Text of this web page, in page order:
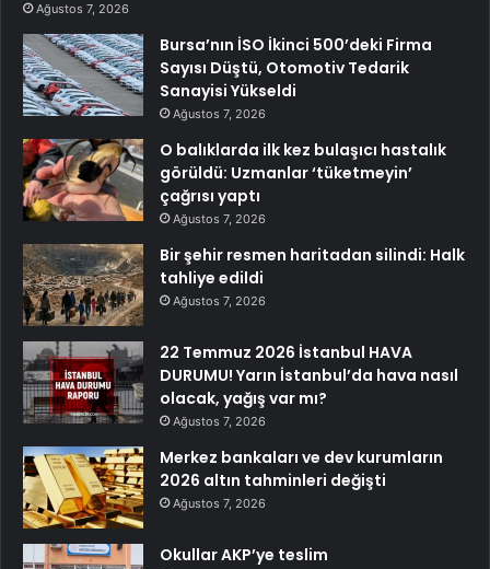
Ağustos 7, 2026
Bursa’nın İSO İkinci 500’deki Firma
Sayısı Düştü, Otomotiv Tedarik
Sanayisi Yükseldi
Ağustos 7, 2026
O balıklarda ilk kez bulaşıcı hastalık
görüldü: Uzmanlar ‘tüketmeyin’
çağrısı yaptı
Ağustos 7, 2026
Bir şehir resmen haritadan silindi: Halk
tahliye edildi
Ağustos 7, 2026
22 Temmuz 2026 İstanbul HAVA
DURUMU! Yarın İstanbul’da hava nasıl
olacak, yağış var mı?
Ağustos 7, 2026
Merkez bankaları ve dev kurumların
2026 altın tahminleri değişti
Ağustos 7, 2026
Okullar AKP’ye teslim